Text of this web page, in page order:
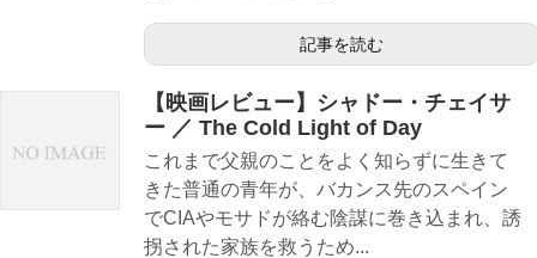
記事を読む
【映画レビュー】シャドー・チェイサ
ー ／ The Cold Light of Day
これまで父親のことをよく知らずに生きて
きた普通の青年が、バカンス先のスペイン
でCIAやモサドが絡む陰謀に巻き込まれ、誘
拐された家族を救うため...